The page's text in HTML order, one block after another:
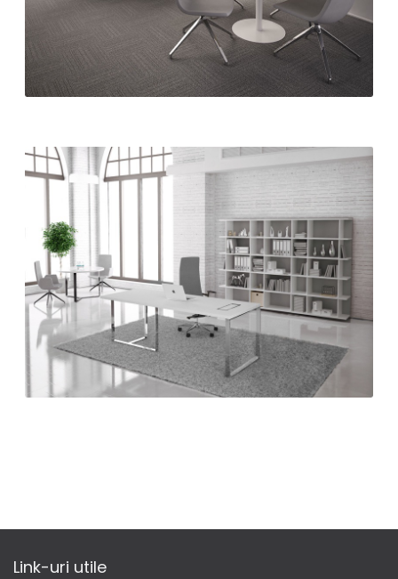
Link-uri utile